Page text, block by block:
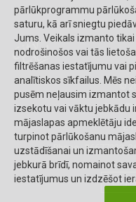
©
Riga
E-
Phone.: 26677333:
pārlūkprogrammu
saturu, kā arī sniegtu
Jums. Veikals izmanto
nodrošinošos vai tās
filtrēšanas iestatījumu vai
analītiskos sīkfailus. Mēs
pusēm neļausim izmantot
izsekotu vai vāktu jebkādu
mājaslapas apmeklētāju
turpinot pārlūkošanu
uzstādīšanai un
jebkurā brīdī, nomainot
iestatījumus un izdzēšot